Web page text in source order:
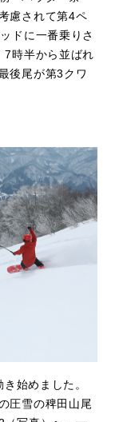
慮されて第4ペ
ドに一番乗りさ
7時半から並ばれ
後尾が第3クワ
始めました。
圧雪の稗田山尾